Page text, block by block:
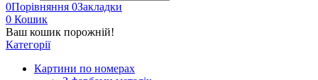
0Порівняння 0Закладки
0 Кошик
Ваш кошик порожній!
Категорії
Картини по номерах